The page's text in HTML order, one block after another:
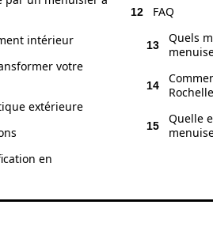
intérieur
votre
extérieure
en
FAQ
Quels
Quelle